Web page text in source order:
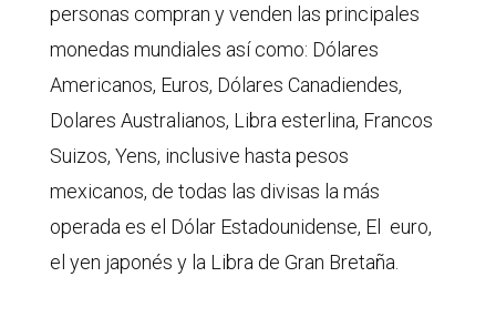
personas compran y venden las principales
monedas mundiales así como: Dólares
Americanos, Euros, Dólares Canadiendes,
Dolares Australianos, Libra esterlina, Francos
Suizos, Yens, inclusive hasta pesos
mexicanos, de todas las divisas la más
operada es el Dólar Estadounidense, El euro,
el yen japonés y la Libra de Gran Bretaña.